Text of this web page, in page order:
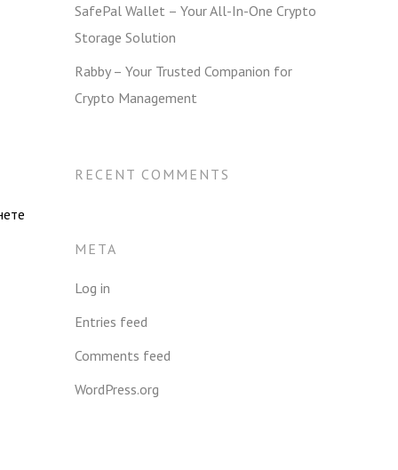
SafePal Wallet – Your All-In-One Crypto
Storage Solution
Rabby – Your Trusted Companion for
Crypto Management
RECENT COMMENTS
META
Log in
Entries feed
Comments feed
WordPress.org